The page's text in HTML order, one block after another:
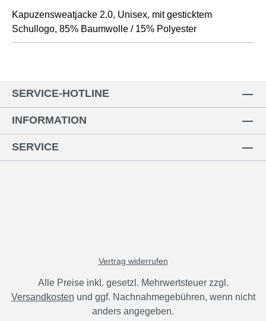
Kapuzensweatjacke 2.0, Unisex, mit gesticktem
Schullogo, 85% Baumwolle / 15% Polyester
SERVICE-HOTLINE
INFORMATION
SERVICE
Vertrag widerrufen
Alle Preise inkl. gesetzl. Mehrwertsteuer zzgl.
Versandkosten und ggf. Nachnahmegebühren, wenn nicht
anders angegeben.